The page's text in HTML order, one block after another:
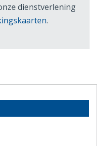
dienstverlening
.